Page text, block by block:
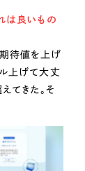
は良いもの
待値を上げ
ル上げて大丈
てきた。そ